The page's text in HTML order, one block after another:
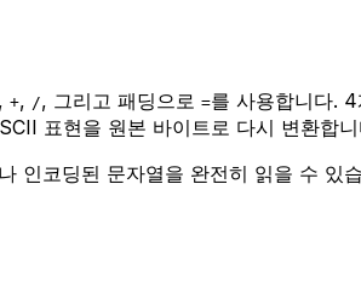
, +, /, 그리고 패딩으로 =를 사용합니다.
표현을 원본 바이트로 다시 변환합니
인코딩된 문자열을 완전히 읽을 수 있